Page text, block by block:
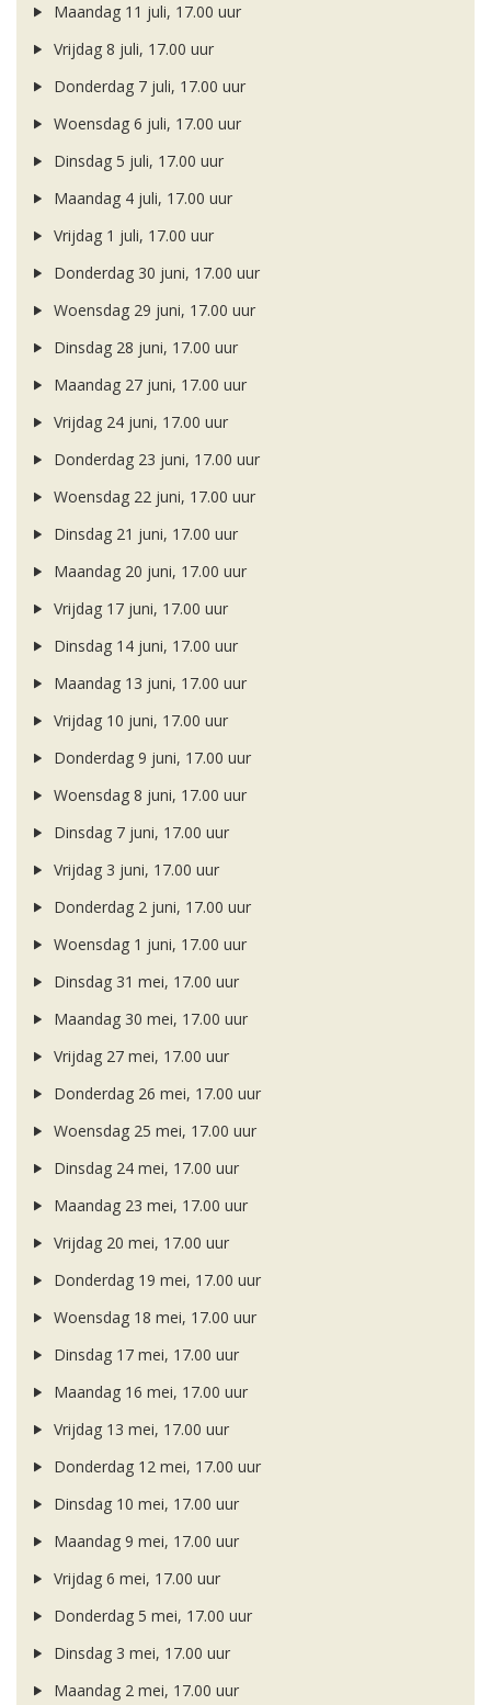
Maandag 11 juli, 17.00 uur
Vrijdag 8 juli, 17.00 uur
Donderdag 7 juli, 17.00 uur
Woensdag 6 juli, 17.00 uur
Dinsdag 5 juli, 17.00 uur
Maandag 4 juli, 17.00 uur
Vrijdag 1 juli, 17.00 uur
Donderdag 30 juni, 17.00 uur
Woensdag 29 juni, 17.00 uur
Dinsdag 28 juni, 17.00 uur
Maandag 27 juni, 17.00 uur
Vrijdag 24 juni, 17.00 uur
Donderdag 23 juni, 17.00 uur
Woensdag 22 juni, 17.00 uur
Dinsdag 21 juni, 17.00 uur
Maandag 20 juni, 17.00 uur
Vrijdag 17 juni, 17.00 uur
Dinsdag 14 juni, 17.00 uur
Maandag 13 juni, 17.00 uur
Vrijdag 10 juni, 17.00 uur
Donderdag 9 juni, 17.00 uur
Woensdag 8 juni, 17.00 uur
Dinsdag 7 juni, 17.00 uur
Vrijdag 3 juni, 17.00 uur
Donderdag 2 juni, 17.00 uur
Woensdag 1 juni, 17.00 uur
Dinsdag 31 mei, 17.00 uur
Maandag 30 mei, 17.00 uur
Vrijdag 27 mei, 17.00 uur
Donderdag 26 mei, 17.00 uur
Woensdag 25 mei, 17.00 uur
Dinsdag 24 mei, 17.00 uur
Maandag 23 mei, 17.00 uur
Vrijdag 20 mei, 17.00 uur
Donderdag 19 mei, 17.00 uur
Woensdag 18 mei, 17.00 uur
Dinsdag 17 mei, 17.00 uur
Maandag 16 mei, 17.00 uur
Vrijdag 13 mei, 17.00 uur
Donderdag 12 mei, 17.00 uur
Dinsdag 10 mei, 17.00 uur
Maandag 9 mei, 17.00 uur
Vrijdag 6 mei, 17.00 uur
Donderdag 5 mei, 17.00 uur
Dinsdag 3 mei, 17.00 uur
Maandag 2 mei, 17.00 uur